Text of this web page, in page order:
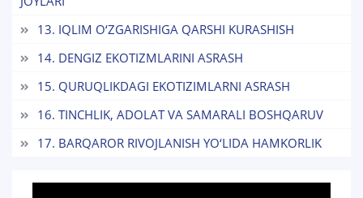
13. IQLIM O‘ZGARISHIGA QARSHI KURASHISH
14. DENGIZ EKOTIZMLARINI ASRASH
15. QURUQLIKDAGI EKOTIZIMLARNI ASRASH
16. TINCHLIK, ADOLAT VA SAMARALI BOSHQARUV
17. BARQAROR RIVOJLANISH YO‘LIDA HAMKORLIK